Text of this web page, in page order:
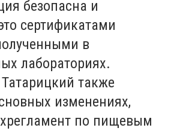
безопасна и
сертификатами
в
лабораториях.
также
изменениях,
по пищевым